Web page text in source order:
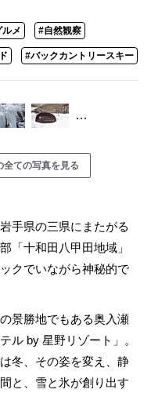
メ #自然観察
#バックカントリースキー
…
ての写真を見る
手県の三県にまたがる
「十和田八甲田地域」
クでいながら神秘的で
景勝地でもある奥入瀬
ル by 星野リゾート」。
冬、その姿を変え、静
と、雪と氷が創り出す